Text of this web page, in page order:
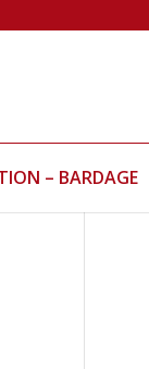
– BARDAGE